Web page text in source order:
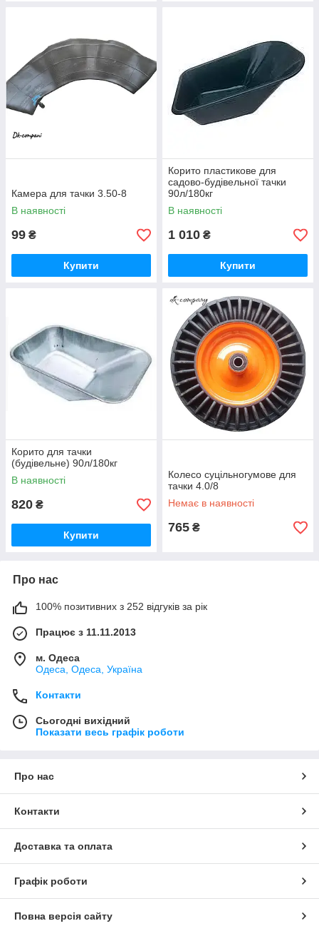
Камера для тачки 3.50-8
В наявності
99 ₴
Купити
Корито пластикове для
садово-будівельної тачки
90л/180кг
В наявності
1 010 ₴
Купити
Корито для тачки
(будівельне) 90л/180кг
В наявності
820 ₴
Купити
Колесо суцільногумове для
тачки 4.0/8
Немає в наявності
765 ₴
Про нас
100% позитивних з 252 відгуків за рік
Працює з 11.11.2013
м. Одеса
Одеса, Одеса, Україна
Контакти
Сьогодні вихідний
Показати весь графік роботи
Про нас
Контакти
Доставка та оплата
Графік роботи
Повна версія сайту